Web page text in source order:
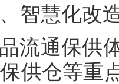
智慧化改
流通保供
供仓等重